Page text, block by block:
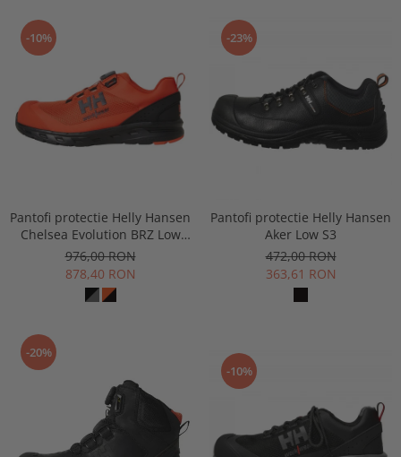
Echipamente specializate
Echipamente veterinari
Echipamente mulgatori
Echipamente trimeri ongloane
Casti si antifoane protectie
Menghine si prese
-10%
Pantofi protectie Helly Hansen
Chelsea Evolution BRZ Low
BOA S1P
976,00 RON
878,40 RON
-23%
Pantofi protectie Helly Hansen
Aker Low S3
472,00 RON
363,61 RON
-20%
-10%